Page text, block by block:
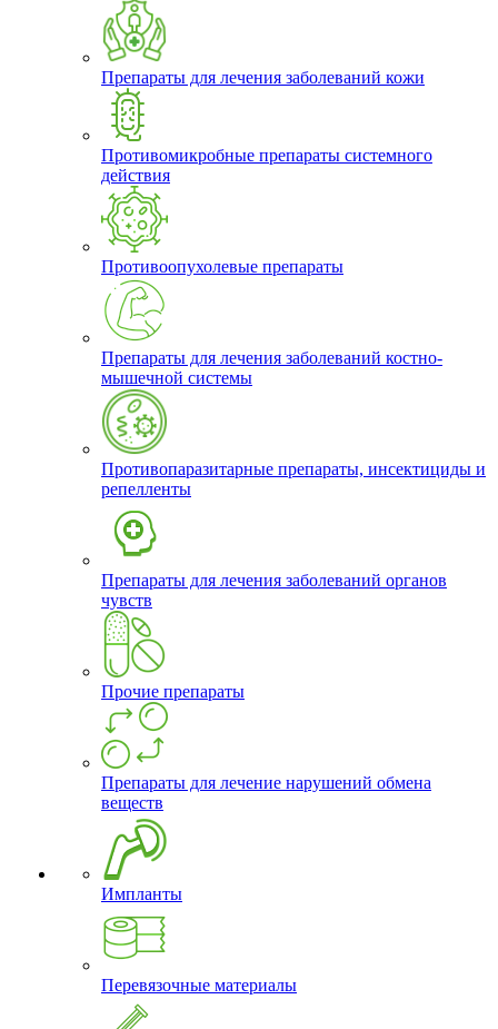
Препараты для лечения заболеваний кожи
Противомикробные препараты системного
действия
Противоопухолевые препараты
Препараты для лечения заболеваний костно-
мышечной системы
Противопаразитарные препараты, инсектициды и
репелленты
Препараты для лечения заболеваний органов
чувств
Прочие препараты
Препараты для лечение нарушений обмена
веществ
Импланты
Перевязочные материалы